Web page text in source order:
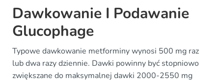
Dawkowanie I Podawanie
Glucophage
Typowe dawkowanie metforminy wynosi 500 mg raz
lub dwa razy dziennie. Dawki powinny być stopniowo
zwiększane do maksymalnej dawki 2000-2550 mg